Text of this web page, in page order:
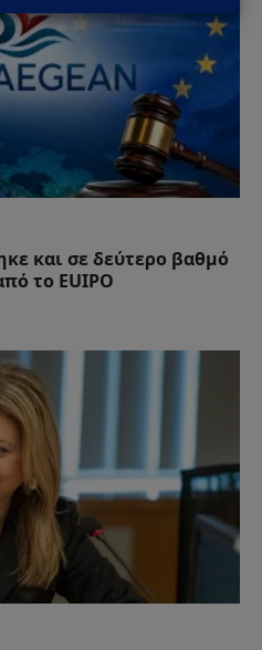
και σε δεύτερο βαθμό
το EUIPO